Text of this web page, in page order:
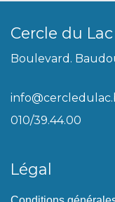
Cercle du Lac
Boulevard.
010/39.44.00
Légal